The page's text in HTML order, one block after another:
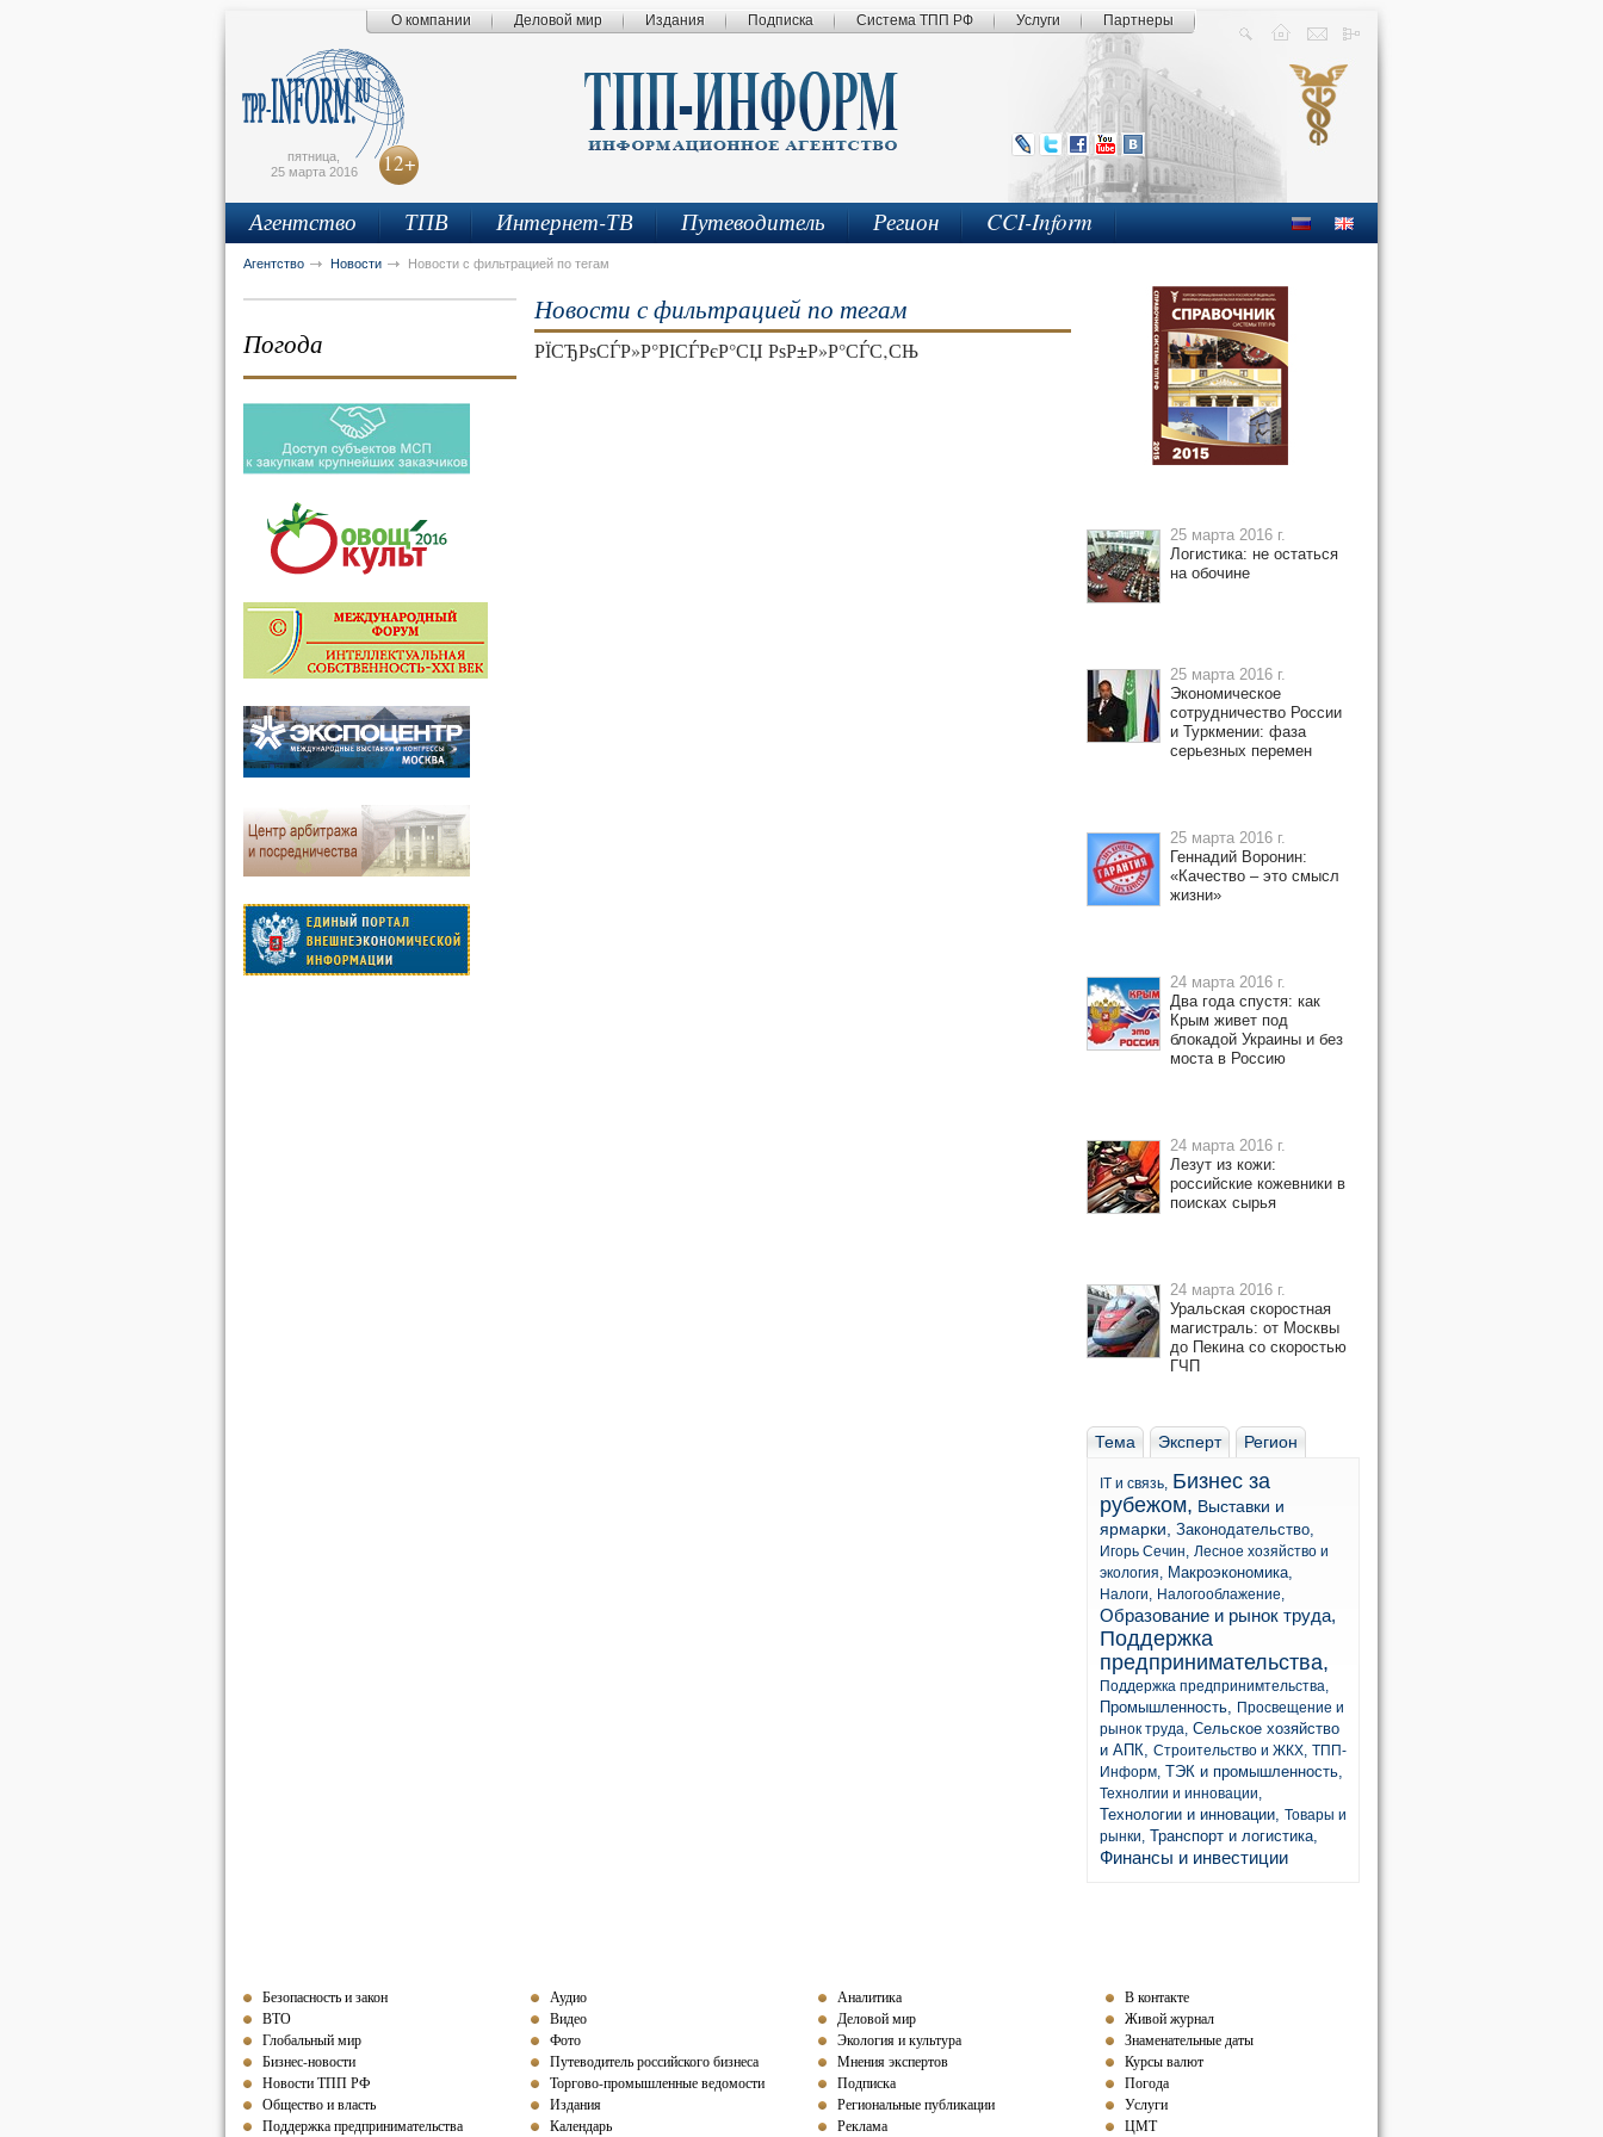
О компании Деловой мир Издания Подписка Система ТПП РФ Услуги Партнеры
пятница,
25 марта 2016
12+
Агентство ТПВ Интернет-ТВ Путеводитель Регион CCI-Inform
Агентство Новости Новости с фильтрацией по тегам
Погода
Новости с фильтрацией по тегам
РЇСЂРѕСЃР»Р°РІСЃРєР°СЏ РѕР±Р»Р°СЃС‚СЊ
25 марта 2016 г.
Логистика: не остаться
на обочине
25 марта 2016 г.
Экономическое
сотрудничество России
и Туркмении: фаза
серьезных перемен
25 марта 2016 г.
Геннадий Воронин:
«Качество – это смысл
жизни»
24 марта 2016 г.
Два года спустя: как
Крым живет под
блокадой Украины и без
моста в Россию
24 марта 2016 г.
Лезут из кожи:
российские кожевники в
поисках сырья
24 марта 2016 г.
Уральская скоростная
магистраль: от Москвы
до Пекина со скоростью
ГЧП
Тема Эксперт Регион
IT и связь, Бизнес за
рубежом, Выставки и
ярмарки, Законодательство,
Игорь Сечин, Лесное хозяйство и
экология, Макроэкономика,
Налоги, Налогооблажение,
Образование и рынок труда,
Поддержка
предпринимательства,
Поддержка предпринимтельства,
Промышленность, Просвещение и
рынок труда, Сельское хозяйство
и АПК, Строительство и ЖКХ, ТПП-
Информ, ТЭК и промышленность,
Технолгии и инновации,
Технологии и инновации, Товары и
рынки, Транспорт и логистика,
Финансы и инвестиции
Безопасность и закон
ВТО
Глобальный мир
Бизнес-новости
Новости ТПП РФ
Общество и власть
Поддержка предпринимательства
Аудио
Видео
Фото
Путеводитель российского бизнеса
Торгово-промышленные ведомости
Издания
Календарь
Аналитика
Деловой мир
Экология и культура
Мнения экспертов
Подписка
Региональные публикации
Реклама
В контакте
Живой журнал
Знаменательные даты
Курсы валют
Погода
Услуги
ЦМТ